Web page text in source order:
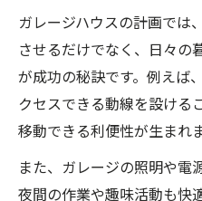
ガレージハウスの計画では
させるだけでなく、日々の
が成功の秘訣です。例えば
クセスできる動線を設ける
移動できる利便性が生まれま
また、ガレージの照明や電
夜間の作業や趣味活動も快